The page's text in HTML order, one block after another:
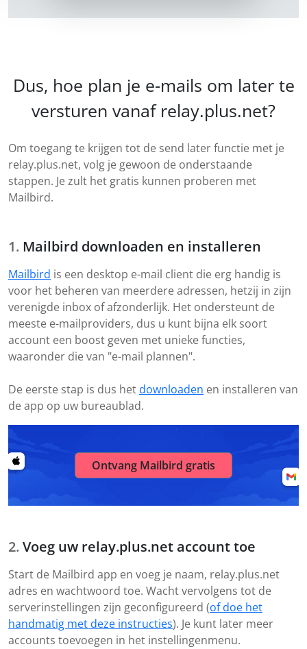
Dus, hoe plan je e-mails om later te
versturen vanaf relay.plus.net?
Om toegang te krijgen tot de send later functie met je
relay.plus.net, volg je gewoon de onderstaande
stappen. Je zult het gratis kunnen proberen met
Mailbird.
Mailbird downloaden en installeren
Mailbird is een desktop e-mail client die erg handig is
voor het beheren van meerdere adressen, hetzij in zijn
verenigde inbox of afzonderlijk. Het ondersteunt de
meeste e-mailproviders, dus u kunt bijna elk soort
account een boost geven met unieke functies,
waaronder die van "e-mail plannen".
De eerste stap is dus het downloaden en installeren van
de app op uw bureaublad.
Ontvang Mailbird gratis
Voeg uw relay.plus.net account toe
Start de Mailbird app en voeg je naam, relay.plus.net
adres en wachtwoord toe. Wacht vervolgens tot de
serverinstellingen zijn geconfigureerd (of doe het
handmatig met deze instructies). Je kunt later meer
accounts toevoegen in het instellingenmenu.